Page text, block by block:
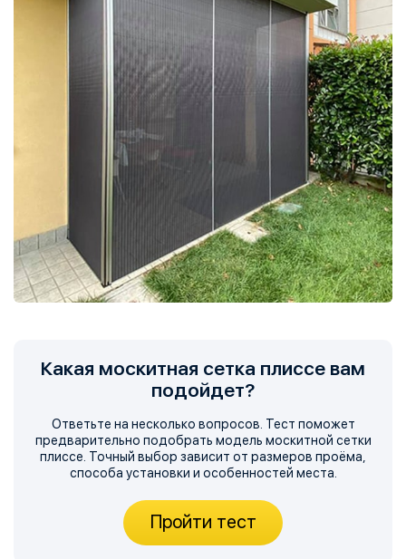
Какая москитная сетка плиссе вам
подойдет?
Ответьте на несколько вопросов. Тест поможет
предварительно подобрать модель москитной сетки
плиссе. Точный выбор зависит от размеров проёма,
способа установки и особенностей места.
Пройти тест